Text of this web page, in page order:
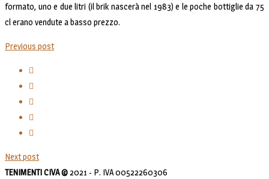
formato, uno e due litri (il brik nascerà nel 1983) e le poche bottiglie da 75
cl erano vendute a basso prezzo.
Previous post
Next post
TENIMENTI CIVA ©2021 - P. IVA 00522260306